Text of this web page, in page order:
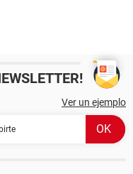
Ver un ejemplo